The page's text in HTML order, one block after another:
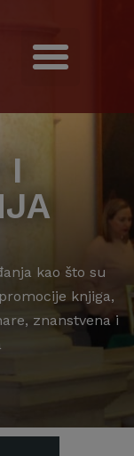
I
kao što su
knjiga,
znanstvena i